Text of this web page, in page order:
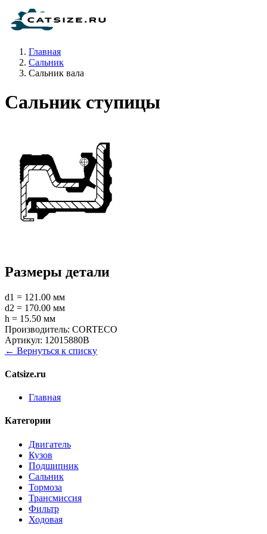
Главная
Сальник
Сальник вала
Сальник ступицы
Размеры детали
d1 = 121.00 мм
d2 = 170.00 мм
h = 15.50 мм
Производитель: CORTECO
Артикул: 12015880B
← Вернуться к списку
Catsize.ru
Главная
Категории
Двигатель
Кузов
Подшипник
Сальник
Тормоза
Трансмиссия
Фильтр
Ходовая